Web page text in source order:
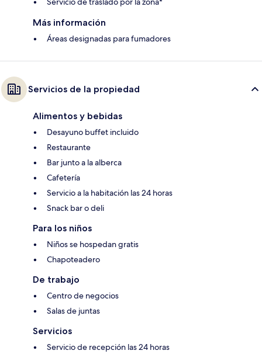
Más información
Áreas designadas para fumadores
Servicios de la propiedad
Alimentos y bebidas
Desayuno buffet incluido
Restaurante
Bar junto a la alberca
Cafetería
Servicio a la habitación las 24 horas
Snack bar o deli
Para los niños
Niños se hospedan gratis
Chapoteadero
De trabajo
Centro de negocios
Salas de juntas
Servicios
Servicio de recepción las 24 horas